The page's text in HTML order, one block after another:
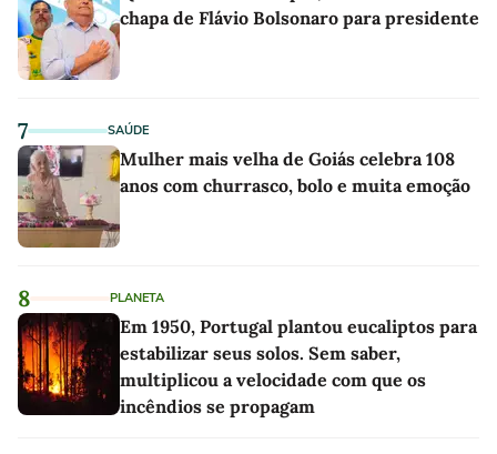
chapa de Flávio Bolsonaro para presidente
7 SAÚDE
Mulher mais velha de Goiás celebra 108
anos com churrasco, bolo e muita emoção
8 PLANETA
Em 1950, Portugal plantou eucaliptos para
estabilizar seus solos. Sem saber,
multiplicou a velocidade com que os
incêndios se propagam